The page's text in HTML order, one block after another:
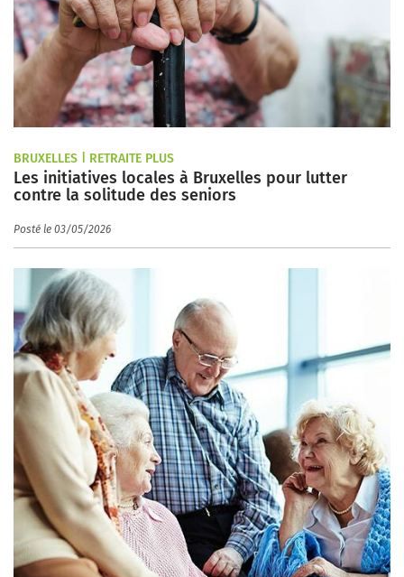
BRUXELLES | RETRAITE PLUS
Les initiatives locales à Bruxelles pour lutter
contre la solitude des seniors
Posté le 03/05/2026